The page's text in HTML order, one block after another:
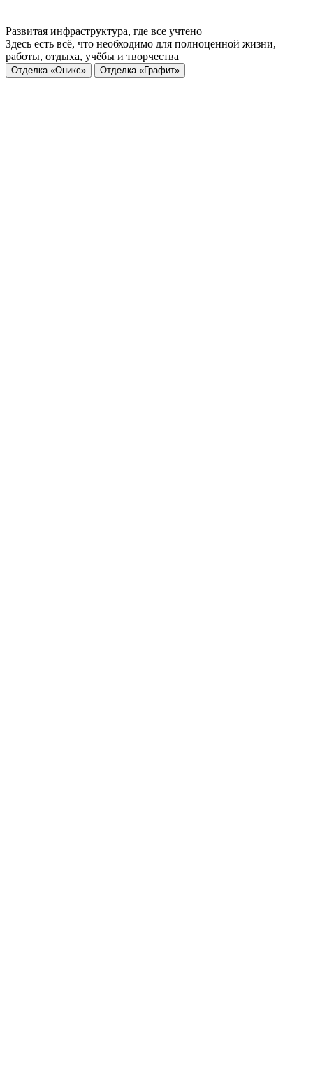
Развитая инфраструктура, где все учтено
Здесь есть всё, что необходимо для полноценной жизни,
работы, отдыха, учёбы и творчества
Отделка «Оникс» Отделка «Графит»